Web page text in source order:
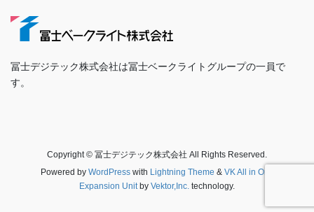
冨士デジテック株式会社は冨士ベークライトグループの一員で
す。
Copyright © 冨士デジテック株式会社 All Rights Reserved.
Powered by WordPresswith Lightning Theme & VK All in One
Expansion Unitby Vektor,Inc. technology.